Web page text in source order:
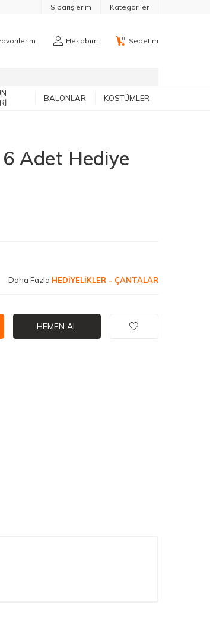
Siparişlerim Kategoriler
Hesabım 0 Sepetim
BALONLAR KOSTÜMLER
6 Adet Hediye
Daha Fazla HEDİYELİKLER - ÇANTALAR
HEMEN AL